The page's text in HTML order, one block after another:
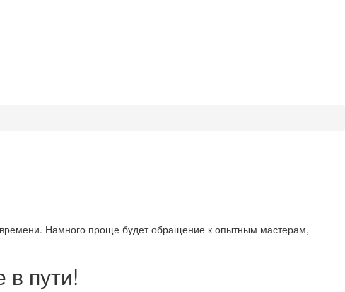
времени. Намного проще будет обращение к опытным мастерам,
пути!